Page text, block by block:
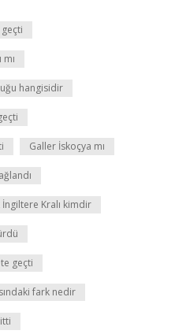
hangisidir
Galler İskoçya mı
İngiltere Kralı kimdir
geçti
fark nedir